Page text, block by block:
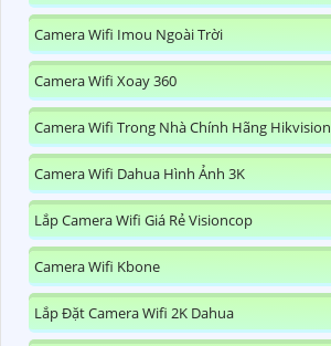
Camera Wifi Imou Ngoài Trời
Camera Wifi Xoay 360
Camera Wifi Trong Nhà Chính Hãng Hikvision
Camera Wifi Dahua Hình Ảnh 3K
Lắp Camera Wifi Giá Rẻ Visioncop
Camera Wifi Kbone
Lắp Đặt Camera Wifi 2K Dahua